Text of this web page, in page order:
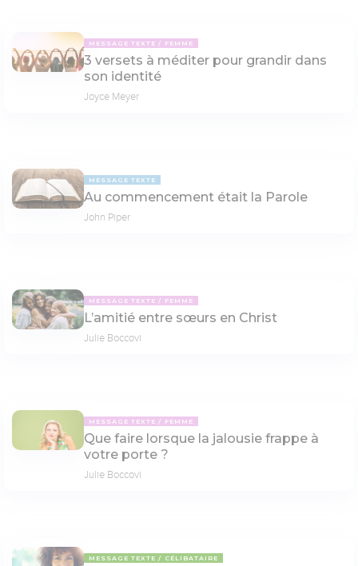
MESSAGE TEXTE FEMME
3 versets à méditer pour grandir dans
son identité
Joyce Meyer
MESSAGE TEXTE
Au commencement était la Parole
John Piper
MESSAGE TEXTE FEMME
L’amitié entre sœurs en Christ
Julie Boccovi
MESSAGE TEXTE FEMME
Que faire lorsque la jalousie frappe à
votre porte ?
Julie Boccovi
MESSAGE TEXTE CÉLIBATAIRE